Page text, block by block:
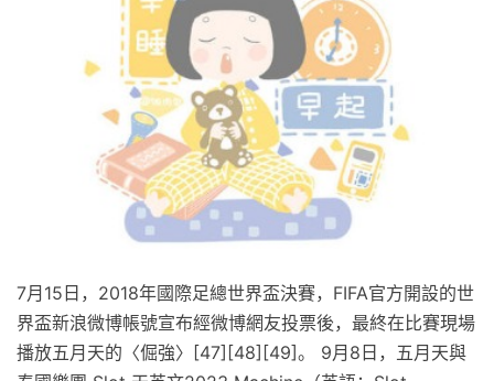
7月15日，2018年國際足總世界盃決賽，FIFA官方開設的世
界盃新浪微博帳號宣布經微博網友投票後，最終在比賽現場
播放五月天的〈倔強〉[47][48][49]。 9月8日，五月天與